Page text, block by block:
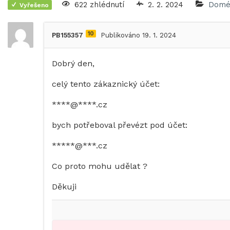
Vyřešeno 622 zhlédnutí 2. 2. 2024
PB155357 10 Publikováno 19. 1. 2024
Dobrý den,
celý tento zákaznický účet:
****@****.cz
bych potřeboval převézt pod účet:
*****@***.cz
Co proto mohu udělat ?
Děkuji